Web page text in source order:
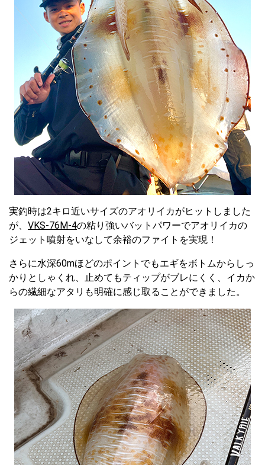
実釣時は2キロ近いサイズのアオリイカがヒットしました
が、 VKS-76M-4の粘り強いバットパワーでアオリイカの
ジェット噴射をいなして余裕のファイトを実現！
さらに水深60mほどのポイントでもエギをボトムからしっ
かりとしゃくれ、止めてもティップがブレにくく、イカか
らの繊細なアタリも明確に感じ取ることができました。